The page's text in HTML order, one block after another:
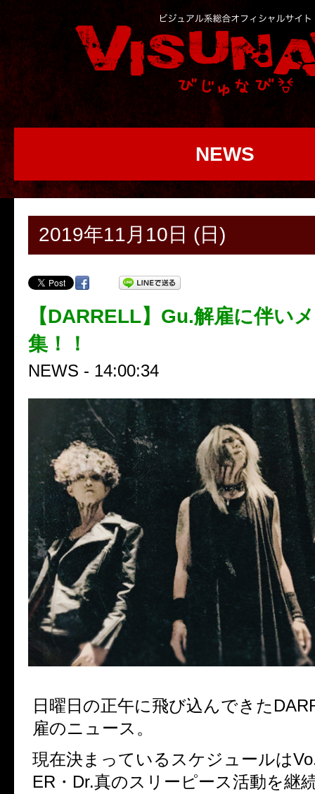
NEWS
2019年11月10日 (日)
【DARRELL】Gu.解雇に伴い
集！！
NEWS - 14:00:34
日曜日の正午に飛び込んできた
雇のニュース。
現在決まっているスケジュールは
ER・Dr.真のスリーピース活動を継